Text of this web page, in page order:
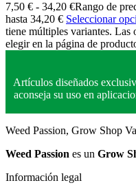
7,50 € - 34,20 €Rango de
hasta 34,20 € Seleccionar
tiene múltiples variantes. Las
elegir en la página de
Artículos diseñados
aconseja su uso en
Weed Passion, Grow Shop
Weed Passion es un Grow
Información legal